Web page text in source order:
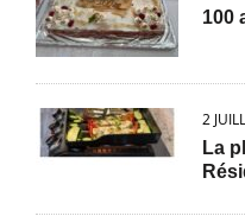
100
2
La